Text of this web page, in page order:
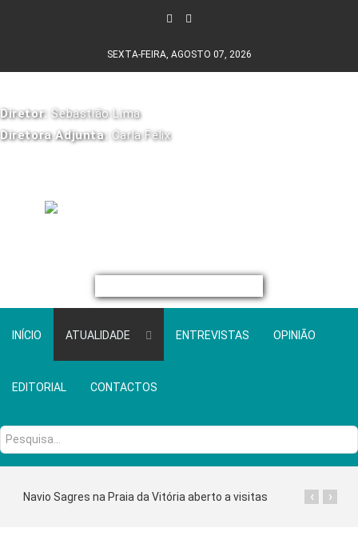
SEXTA-FEIRA, AGOSTO 07, 2026
Diretor: Sebastião Lima
Diretora Adjunta: Carla Félix
INÍCIO ATUALIDADE ENTREVISTAS OPINIÃO
EDITORIAL CONTACTOS
Pesquisa...
Navio Sagres na Praia da Vitória aberto a visitas ›
‹